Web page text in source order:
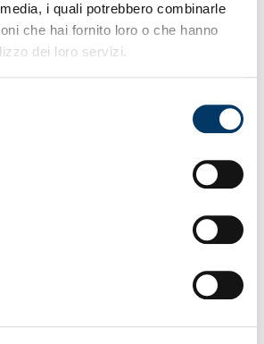
i quali potrebbero combinarle
che hai fornito loro o che hanno
dei loro servizi.